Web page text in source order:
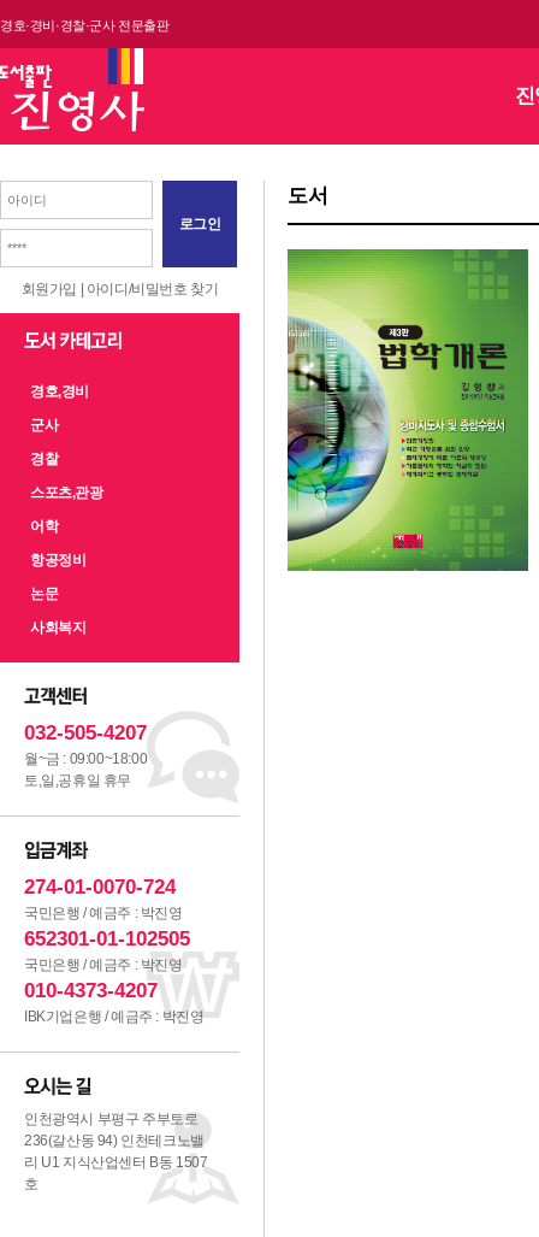
경호·경비·경찰·군사 전문출판
로그인
회원가입 아이디/비밀번호 찾기
경호,경비
군사
경찰
스포츠,관광
어학
항공정비
논문
사회복지
032-505-4207
월~금 : 09:00~18:00
토,일,공휴일 휴무
274-01-0070-724
국민은행 / 예금주 : 박진영
652301-01-102505
국민은행 / 예금주 : 박진영
010-4373-4207
IBK기업은행 / 예금주 : 박진영
인천광역시 부평구 주부토로
236(갈산동 94) 인천테크노밸
리 U1 지식산업센터 B동 1507
호
도서